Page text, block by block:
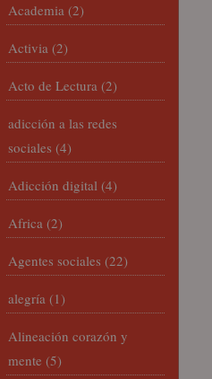
Academia (2)
Activia (2)
Acto de Lectura (2)
adicción a las redes
sociales (4)
Adicción digital (4)
Africa (2)
Agentes sociales (22)
alegría (1)
Alineación corazón y
mente (5)